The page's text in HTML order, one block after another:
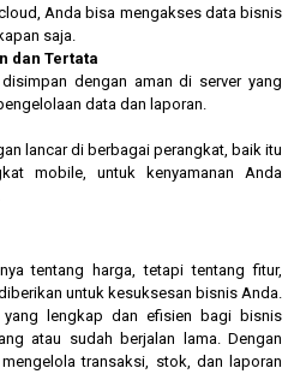
Anda bisa mengakses data bisnis
saja.
dan Tertata
dengan aman di server yang
data dan laporan.
lancar di berbagai perangkat, baik itu
mobile, untuk kenyamanan Anda
tentang harga, tetapi tentang fitur,
untuk kesuksesan bisnis Anda.
yang lengkap dan efisien bagi bisnis
atau sudah berjalan lama. Dengan
transaksi, stok, dan laporan